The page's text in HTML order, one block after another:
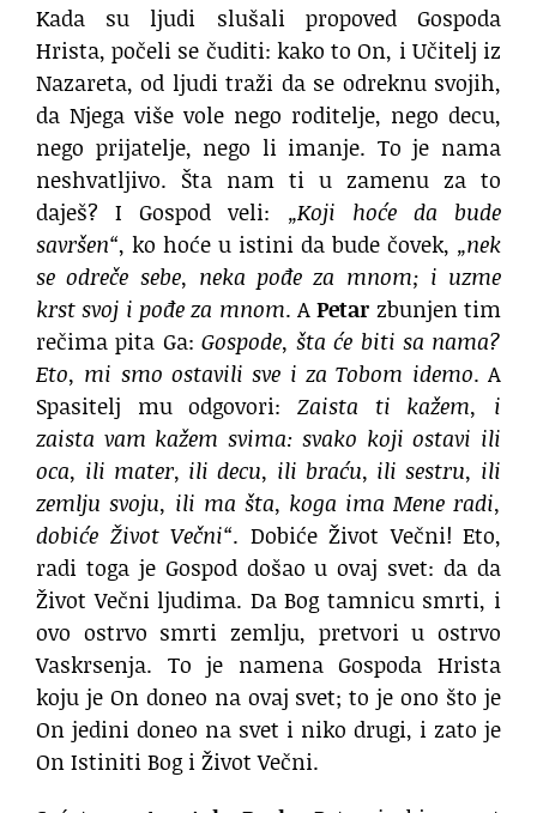
Kada su ljudi slušali propoved Gospoda
Hrista, počeli se čuditi: kako to On, i Učitelj iz
Nazareta, od ljudi traži da se odreknu svojih,
da Njega više vole nego roditelje, nego decu,
nego prijatelje, nego li imanje. To je nama
neshvatljivo. Šta nam ti u zamenu za to
daješ? I Gospod veli: „Koji hoće da bude
savršen“, ko hoće u istini da bude čovek, „nek
se odreče sebe, neka pođe za mnom; i uzme
krst svoj i pođe za mnom. APetar zbunjen tim
rečima pita Ga: Gospode, šta će biti sa nama?
Eto, mi smo ostavili sve i za Tobom idemo. A
Spasitelj mu odgovori: Zaista ti kažem, i
zaista vam kažem svima: svako koji ostavi ili
oca, ili mater, ili decu, ili braću, ili sestru, ili
zemlju svoju, ili ma šta, koga ima Mene radi,
dobiće Život Večni“. Dobiće Život Večni! Eto,
radi toga je Gospod došao u ovaj svet: da da
Život Večni ljudima. Da Bog tamnicu smrti, i
ovo ostrvo smrti zemlju, pretvori u ostrvo
Vaskrsenja. To je namena Gospoda Hrista
koju je On doneo na ovaj svet; to je ono što je
On jedini doneo na svet i niko drugi, i zato je
On Istiniti Bog i Život Večni.